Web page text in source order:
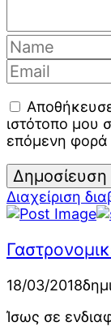
ιστότοπο μου
επόμενη
Διαχείριση
18/03/2018
Ίσως σε